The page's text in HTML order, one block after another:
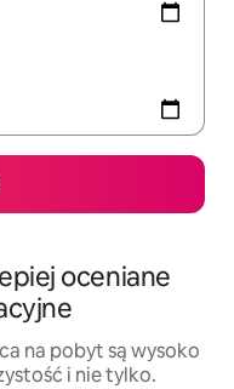
oceniane
na pobyt są wysoko
i nie tylko.